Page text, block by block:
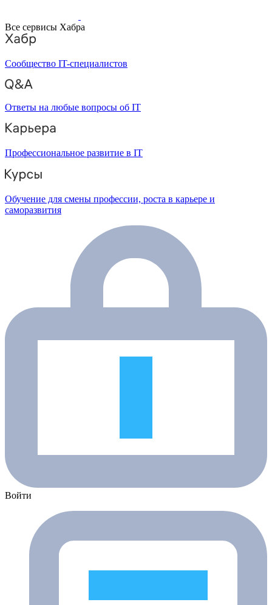
Все сервисы Хабра
Сообщество IT-специалистов
Ответы на любые вопросы об IT
Профессиональное развитие в IT
Обучение для смены профессии, роста в карьере и
саморазвития
Войти